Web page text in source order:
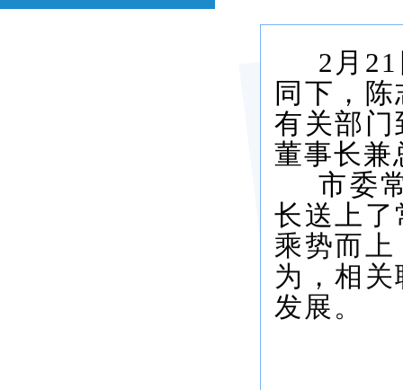
2 月
同下，
有关部
董事长兼
市委
长送上
乘势而
为，相
发展。